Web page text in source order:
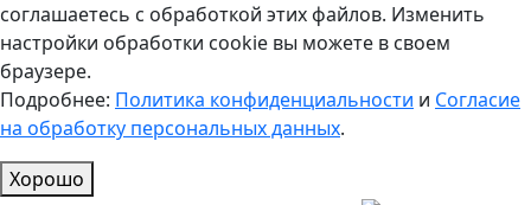
соглашаетесь с обработкой этих файлов. Изменить
настройки обработки cookie вы можете в своем
браузере.
Подробнее: Политика конфиденциальности и Согласие
на обработку персональных данных.
Хорошо